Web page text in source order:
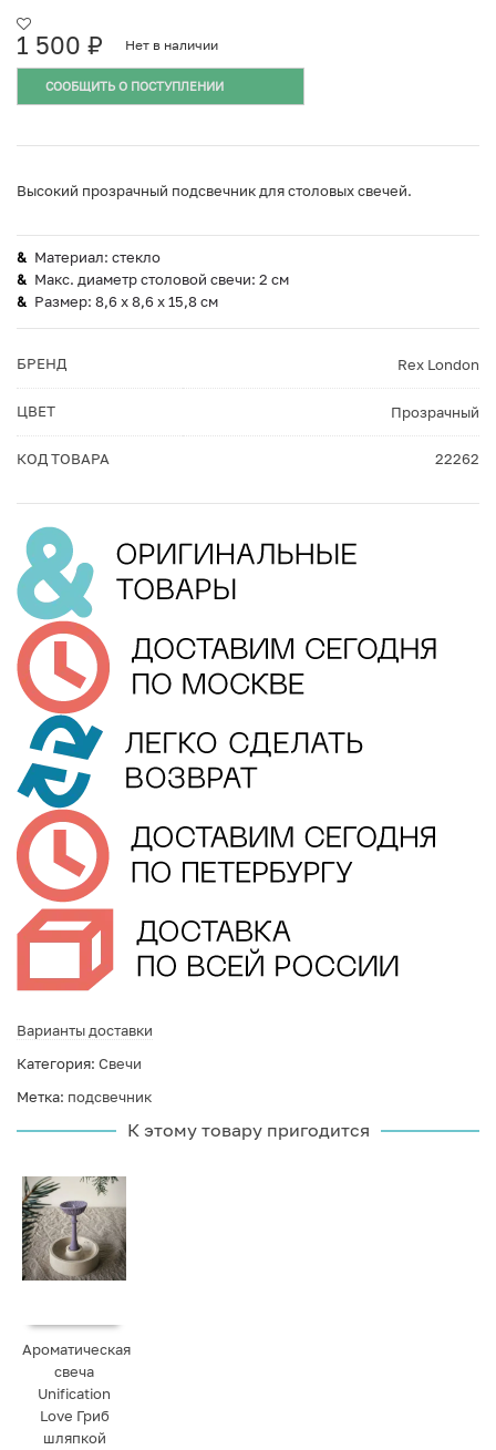
1 500 ₽ Нет в наличии
СООБЩИТЬ О ПОСТУПЛЕНИИ
Высокий прозрачный подсвечник для столовых свечей.
Материал: стекло
Макс. диаметр столовой свечи: 2 см
Размер: 8,6 х 8,6 х 15,8 см
БРЕНД Rex London
ЦВЕТ Прозрачный
КОД ТОВАРА 22262
Варианты доставки
Категория: Свечи
Метка: подсвечник
К этому товару пригодится
Ароматическая
свеча
Unification
Love Гриб
шляпкой